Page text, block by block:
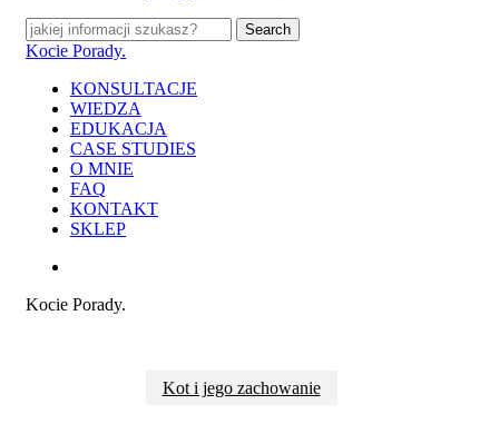
Search
Close
Kocie Porady.
search
Menu
KONSULTACJE
WIEDZA
EDUKACJA
CASE STUDIES
O MNIE
FAQ
KONTAKT
SKLEP
Kocie Porady.
Kot i jego zachowanie